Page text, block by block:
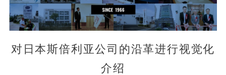
对日本斯倍利亚公司的沿革进行视觉化
介绍